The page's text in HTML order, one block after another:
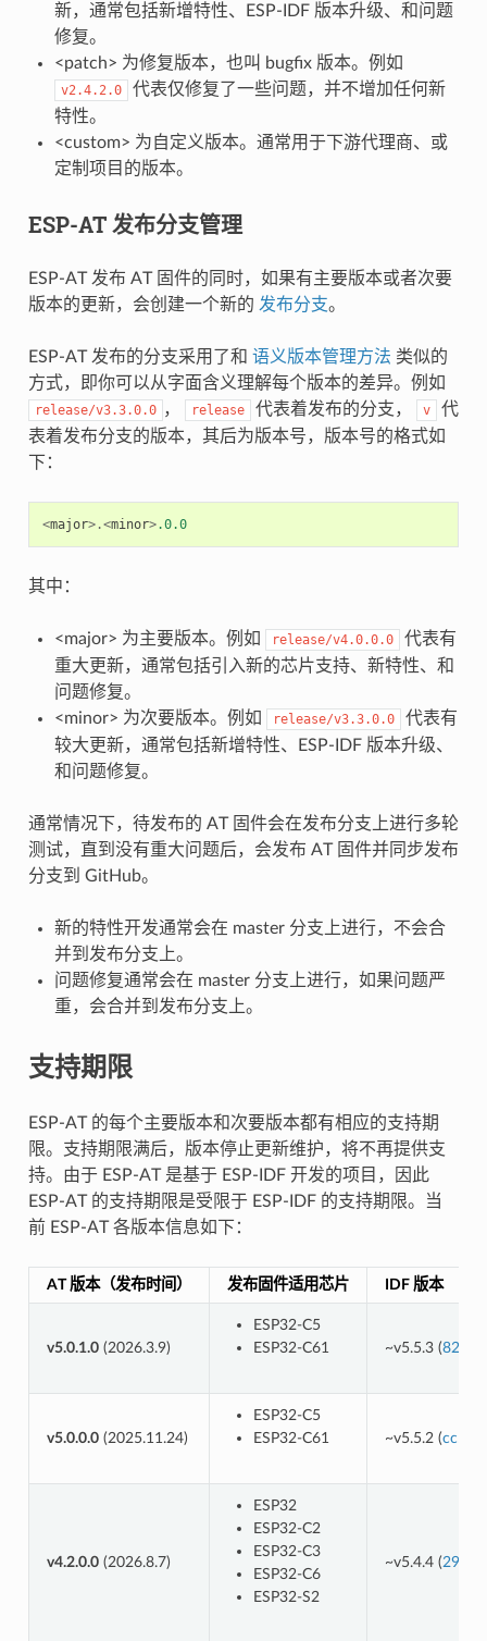
新，通常包括新增特性、ESP-IDF 版本升级、和问题
修复。
<patch> 为修复版本，也叫 bugfix 版本。例如
v2.4.2.0
代表仅修复了一些问题，并不增加任何新
特性。
<custom> 为自定义版本。通常用于下游代理商、或
定制项目的版本。
ESP-AT 发布分支管理
ESP-AT 发布 AT 固件的同时，如果有主要版本或者次要
版本的更新，会创建一个新的 发布分支。
ESP-AT 发布的分支采用了和 语义版本管理方法 类似的
方式，即你可以从字面含义理解每个版本的差异。例如
release/v3.3.0.0 ， release 代表着发布的分支， v
代
表着发布分支的版本，其后为版本号，版本号的格式如
下：
<major>.<minor>.0.0
其中：
<major> 为主要版本。例如 release/v4.0.0.0
代表有
重大更新，通常包括引入新的芯片支持、新特性、和
问题修复。
<minor> 为次要版本。例如
release/v3.3.0.0
代表有
较大更新，通常包括新增特性、ESP-IDF 版本升级、
和问题修复。
通常情况下，待发布的 AT 固件会在发布分支上进行多轮
测试，直到没有重大问题后，会发布 AT 固件并同步发布
分支到 GitHub。
新的特性开发通常会在 master 分支上进行，不会合
并到发布分支上。
问题修复通常会在 master 分支上进行，如果问题严
重，会合并到发布分支上。
支持期限
ESP-AT 的每个主要版本和次要版本都有相应的支持期
限。支持期限满后，版本停止更新维护，将不再提供支
持。由于 ESP-AT 是基于 ESP-IDF 开发的项目，因此
ESP-AT 的支持期限是受限于 ESP-IDF 的支持期限。当
前 ESP-AT 各版本信息如下：
AT 版本（发布时间） 发布固件适用芯片 IDF 版本
v5.0.1.0(2026.3.9)
ESP32-C5
ESP32-C61
~v5.5.3 (
v5.0.0.0(2025.11.24)
ESP32-C5
ESP32-C61
~v5.5.2 (
v4.2.0.0(2026.8.7)
ESP32
ESP32-C2
ESP32-C3
ESP32-C6
ESP32-S2
~v5.4.4 (